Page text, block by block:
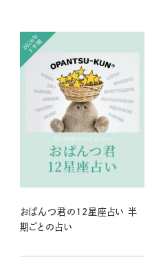
おぱんつ君の12星座占い 半
期ごとの占い